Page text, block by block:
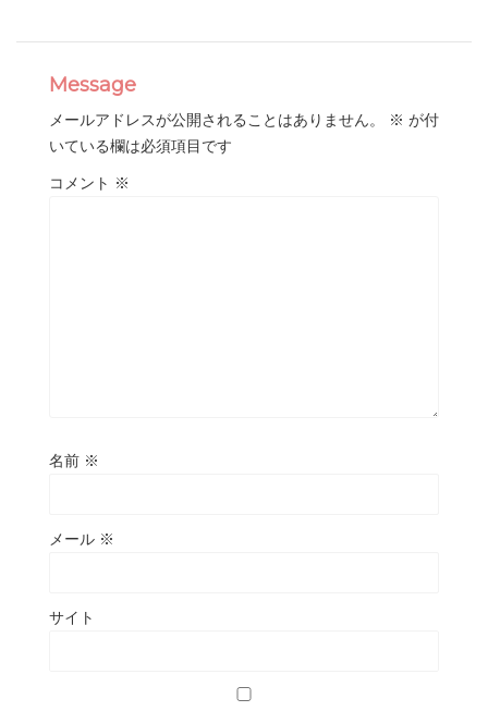
Message
メールアドレスが公開されることはありません。 ※ が付
いている欄は必須項目です
コメント ※
名前 ※
メール ※
サイト